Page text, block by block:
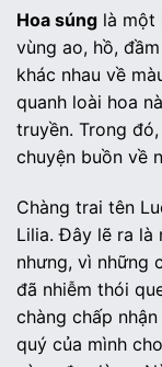
Hoa súng là một
vùng ao, hồ,
khác nhau về
quanh loài hoa
truyền. Trong
chuyện buồn về
Chàng trai tên
Lilia. Đây lẽ ra là
nhưng, vì những
đã nhiễm thói
chàng chấp
quý của mình